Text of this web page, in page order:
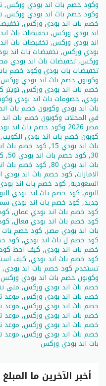
وكود خصم باث اند بودي وركس,
وكود خصم باث اند بودي وركس,
خصم باث اند بودي وركس,
اند بودي وركس, تخفيضات باث
اند بودي وركس, تخفيضات باث
بودي وركس, تخفيضات باث اند
وركس, تخفيضات باث اند بودي
تخفيضات باث بودي وكود خصم
وكوبون خصم باث اند بودي وركس
خصم باث اند بودي وركس,
بودي, خصومات باث اند بودي
باث اند بودي وكوبون خصم باث
في المحلات وكوبون خصم باث
مصر 2026 وكود خصم باث اند بودي وركس
كوبون خصم باث اند بودي الكويت,
باث اند بودي 15 , كود خصم باث
30
, كود خصم باث اند بودي 50 ,
باث اند بودي 80 , كود خصم باث
الامارات, كود خصم باث اند بودي
السعودية, كود خصم باث اند
اليوم, كود خصم باث اند بودي
جديد, كود خصم باث اند بودي
كود خصم باث اند بودي عمان,
كود خصم باث اند بودي فعال,
باث اند بودي مصر, كود خصم
كود خصم ل باث اند بودي, كود
خصم باث اند بودي, كيف احط
كود خصم باث اند بودي, كيف
تستخدم كود خصم باث اند بودي,
وكوبون خصم باث اند بودي وركس
خصم باث اند بودي وركس, متى
خصم باث اند بودي وركس,
خصم باث اند بودي وركس,
خصم باث اند بودي وركس,
خصم باث اند بودي وركس, موعد
خصم باث اند بودي وركس, موعد
باث اند بودي وركس
أخبر الآخرين ما